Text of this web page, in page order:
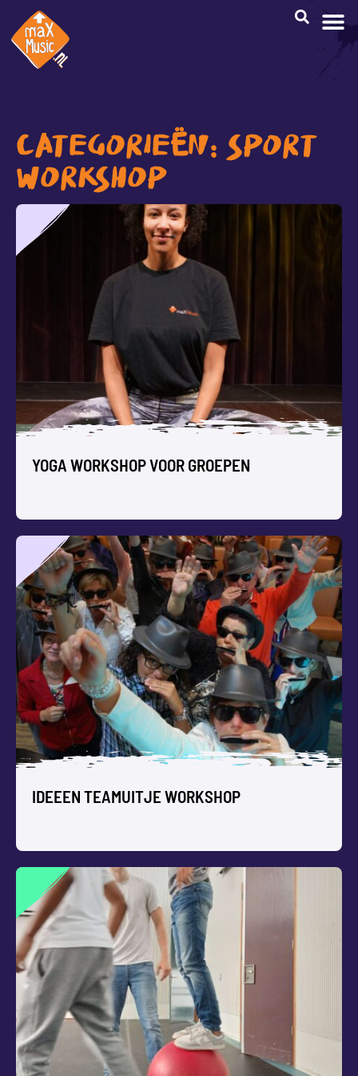
CATEGORIEËN: SPORT
WORKSHOP
YOGA WORKSHOP VOOR GROEPEN
YOGA WORKSHOP VOOR GROEPEN
Jullie groep komt tot rust, vermindert stress en werkt aan
teambuilding tijdens onze ontspannende Workshop Yoga.
Perfect voor teamuitjes, docentendagen of als
vitaliteitsboost voor jullie team!
IDEEEN TEAMUITJE WORKSHOP
IDEEEN TEAMUITJE WORKSHOP
Teamuitje ideeën zijn natuurlijk welkom als jullie even uit
je dagelijkse sleur willen breken. Volg met elkaar een leuke